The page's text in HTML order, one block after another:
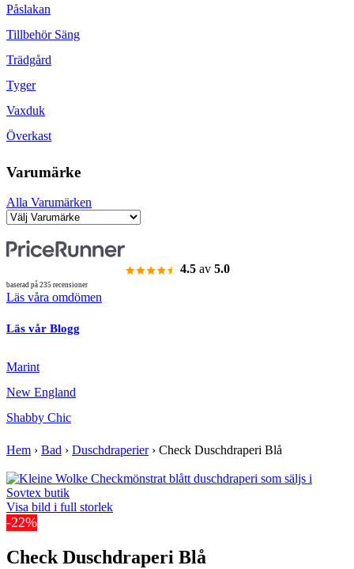
Påslakan
Tillbehör Säng
Trädgård
Tyger
Vaxduk
Överkast
Varumärke
Alla Varumärken
4.5 av 5.0
baserad på 235 recensioner
Läs våra omdömen
Läs vår Blogg
Marint
New England
Shabby Chic
Hem › Bad › Duschdraperier› Check Duschdraperi Blå
Visa bild i full storlek
-22%
Check Duschdraperi Blå